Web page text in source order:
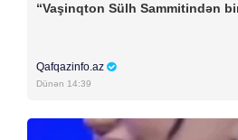
“Vaşinqton Sülh Sammitindən
Qafqazinfo.az
Dünən 14:39